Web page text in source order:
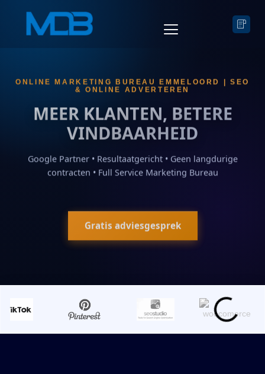
ONLINE MARKETING BUREAU EMMELOORD | SEO
& ONLINE ADVERTEREN
MEER KLANTEN, BETERE
VINDBAARHEID
Google Partner • Resultaatgericht • Geen langdurige
contracten • Full Service Marketing Bureau
Gratis adviesgesprek